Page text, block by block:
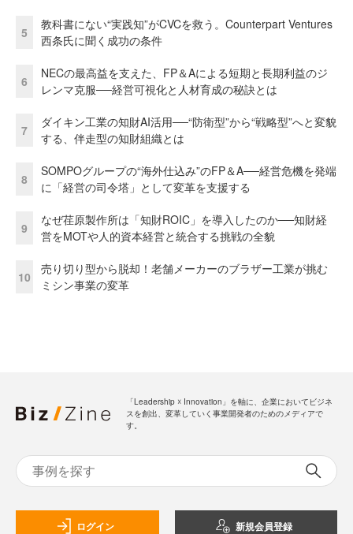
5
教科書にない“実践知”がCVCを救う。Counterpart Ventures
西条氏に聞く成功の条件
6
NECの最高益を支えた、FP＆Aによる短期と長期利益のジ
レンマ克服──経営可視化と人材育成の秘訣とは
7
ダイキン工業の知財AI活用──“防衛型”から“戦略型”へと変貌
する、伴走型の知財組織とは
8
SOMPOグループの“海外仕込み”のFP＆A──経営危機を発端
に「経営の司令塔」として変革を支援する
9
なぜ荏原製作所は「知財ROIC」を導入したのか──知財経
営をMOTや人的資本経営と統合する挑戦の全貌
10
売り切り型から脱却！老舗メーカーのブラザー工業が挑む
ミシン事業の変革
「Leadership ☓ Innovation」を軸に、企業においてビジネ
スを創出、変革していく事業開発者のためのメディアで
す。
ログイン 新規会員登録